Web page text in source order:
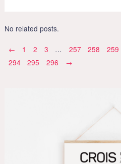
No related posts.
← 1 2 3 … 257 258 259
294
295 296 →